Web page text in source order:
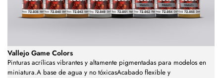
Vallejo Game Colors
Pinturas acrílicas vibrantes y altamente pigmentadas para modelos en
miniatura.A base de agua y no tóxicasAcabado flexible y